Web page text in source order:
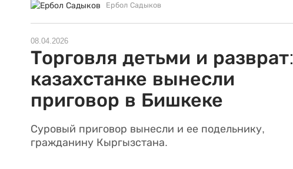
Ербол Садыков
08.04.2026
Торговля детьми и разврат:
казахстанке вынесли
приговор в Бишкеке
Суровый приговор вынесли и ее подельнику,
гражданину Кыргызстана.